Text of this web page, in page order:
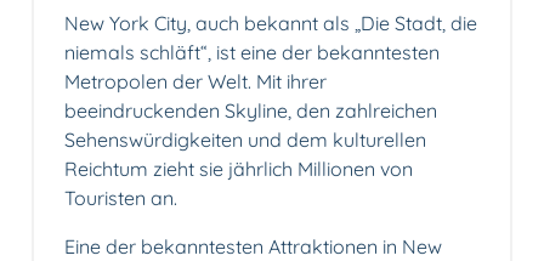
New York City, auch bekannt als „Die Stadt, die
niemals schläft“, ist eine der bekanntesten
Metropolen der Welt. Mit ihrer
beeindruckenden Skyline, den zahlreichen
Sehenswürdigkeiten und dem kulturellen
Reichtum zieht sie jährlich Millionen von
Touristen an.
Eine der bekanntesten Attraktionen in New